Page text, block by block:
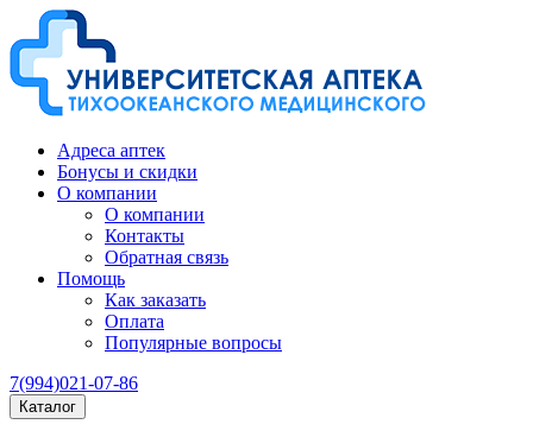
Адреса аптек
Бонусы и скидки
О компании
О компании
Контакты
Обратная связь
Помощь
Как заказать
Оплата
Популярные вопросы
7(994)021-07-86
Каталог